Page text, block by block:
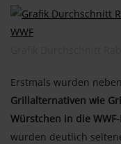
Erstmals wurden
Grillalternativen wie
Würstchen in die
wurden deutlich